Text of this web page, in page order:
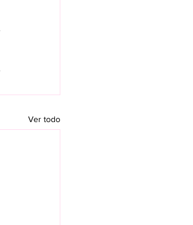
Ver todo